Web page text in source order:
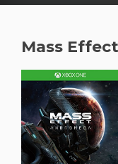
Mass